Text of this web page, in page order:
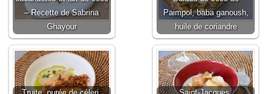
– Recette de Sabrina
Ghayour
Paimpol, baba ganoush,
huile de coriandre